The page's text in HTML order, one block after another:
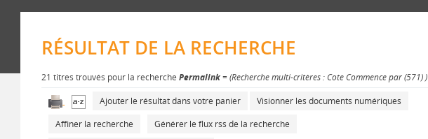
RÉSULTAT DE LA RECHERCHE
21 titres trouvés pour la recherche Permalink= (Recherche multi-critères : Cote Commence par (571) )
Ajouter le résultat dans votre panier
Visionner les documents numériques
Affiner la recherche
Générer le flux rss de la recherche